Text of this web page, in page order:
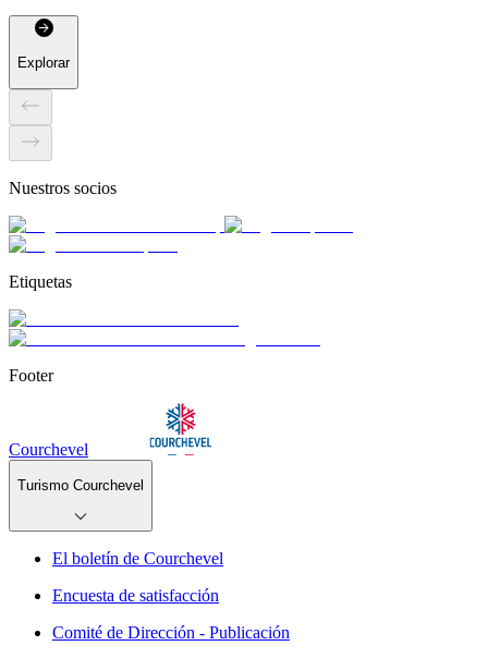
Explorar
Nuestros socios
Etiquetas
Footer
Courchevel
Turismo Courchevel
El boletín de Courchevel
Encuesta de satisfacción
Comité de Dirección - Publicación